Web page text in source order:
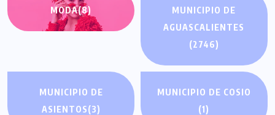
MODA(8)
MUNICIPIO DE
AGUASCALIENTES
(2746)
MUNICIPIO DE
ASIENTOS(3)
MUNICIPIO DE COSIO
(1)